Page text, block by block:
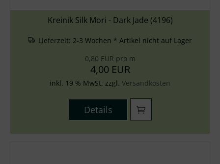
Kreinik Silk Mori - Dark Jade (4196)
Lieferzeit: 2-3 Wochen * Artikel nicht auf Lager
0,80 EUR pro m
4,00 EUR
inkl. 19 % MwSt. zzgl. Versandkosten
Details